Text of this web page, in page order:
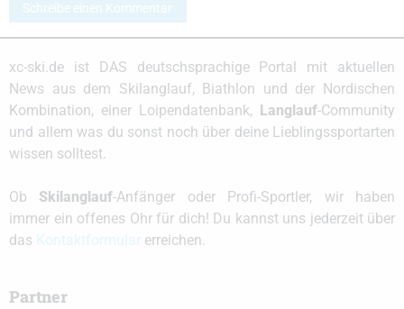
Schreibe einen Kommentar
xc-ski.de ist DAS deutschsprachige Portal mit aktuellen
News aus dem Skilanglauf, Biathlon und der Nordischen
Kombination, einer Loipendatenbank,
Langlauf-Community
und allem was du sonst noch über deine Lieblingssportarten
wissen solltest.
Ob Skilanglauf-Anfänger oder Profi-Sportler, wir haben
immer ein offenes Ohr für dich! Du kannst uns jederzeit über
das
erreichen.
Partner